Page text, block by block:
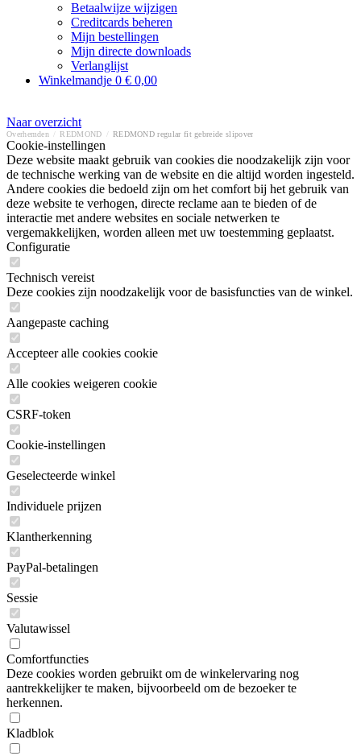
Betaalwijze wijzigen
Creditcards beheren
Mijn bestellingen
Mijn directe downloads
Verlanglijst
Winkelmandje 0 € 0,00
Naar overzicht
Overhemden REDMOND REDMOND regular fit gebreide slipover
Cookie-instellingen
Deze website maakt gebruik van cookies die noodzakelijk zijn voor
de technische werking van de website en die altijd worden ingesteld.
Andere cookies die bedoeld zijn om het comfort bij het gebruik van
deze website te verhogen, directe reclame aan te bieden of de
interactie met andere websites en sociale netwerken te
vergemakkelijken, worden alleen met uw toestemming geplaatst.
Configuratie
Technisch vereist
Deze cookies zijn noodzakelijk voor de basisfuncties van de winkel.
Aangepaste caching
Accepteer alle cookies cookie
Alle cookies weigeren cookie
CSRF-token
Cookie-instellingen
Geselecteerde winkel
Individuele prijzen
Klantherkenning
PayPal-betalingen
Sessie
Valutawissel
Comfortfuncties
Deze cookies worden gebruikt om de winkelervaring nog
aantrekkelijker te maken, bijvoorbeeld om de bezoeker te
herkennen.
Kladblok